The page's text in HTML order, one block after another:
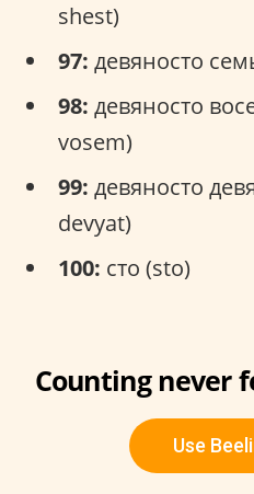
shest)
97: девяносто
98: девяносто
vosem)
99: девяносто
devyat)
100: сто (sto)
Counting never
Use